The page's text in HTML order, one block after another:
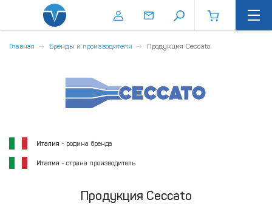
Главная Бренды и производители Продукция Ceccato
Италия - родина бренда
Италия - страна производитель
Продукция Ceccato